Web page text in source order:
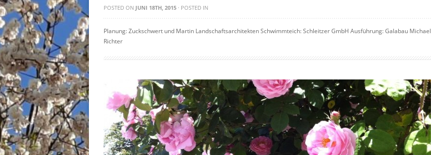
POSTED ON JUNI 18TH, 2015 · POSTED IN
Planung: Zuckschwert und Martin Landschaftsarchitekten Schwimmteich: Schleitzer GmbH Ausführung: Galabau Michael
Richter